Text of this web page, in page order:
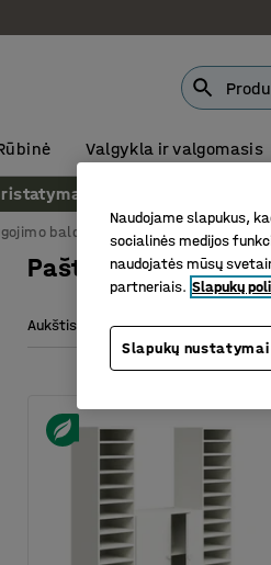
Valgykla ir valgomasis
nuo 1000 € + PVM |
baldai Pašto ir siuntų
Pašto rūšiavimo
Aukštis Plotis Gylis
Naudojame slapukus,
socialinės medijos
naudojatės mūsų
partneriais. Slapukų
Slapukų nustatymai